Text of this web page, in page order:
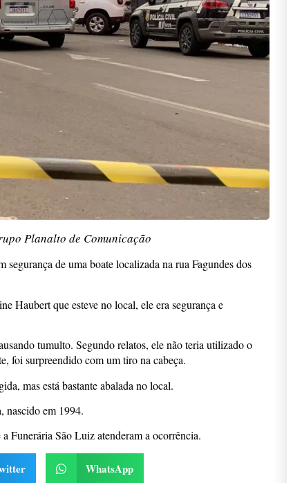
Planalto de Comunicação
de uma boate localizada na rua Fagundes dos
Haubert que esteve no local, ele era segurança e
tumulto. Segundo relatos, ele não teria utilizado o
foi surpreendido com um tiro na cabeça.
mas está bastante abalada no local.
nascido em 1994.
São Luiz atenderam a ocorrência.
WhatsApp